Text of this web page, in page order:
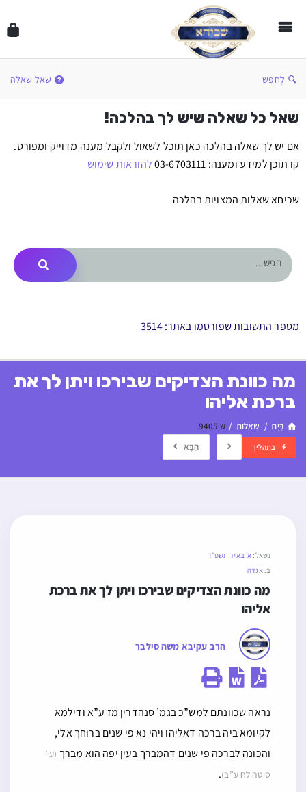
לְחַפֵּשׂ שאל שאלה
שאל כל שאלה שיש לך בהלכה!
אם יש לך שאלה בהלכה כאן תוכל לשאול ולקבל מענה מדוייק ומפורט.
קו תוכן למידע ומענה: 03-6703111
להוראות שימוש
שכיחא שאלות המצויות בהלכה
מספר התשובות שפורסמו באתר: 3514
מה כוונת הצדיקים שבירכו ויתן לך את
ברכת אליהו
בַּיִת / שאלות / ש 9405
הַבָּא
בתהליך
נשאל: א׳ באייר תשפ״ד
ב:אגדה
אליהו
הרב עקיבא משה סילבר
נראה שכוונתם למש”כ בגמ’ סנהדרין מז ע”א ודילמא
לקיומא ביה ברכה דאליהו ויהי נא פי שנים ברוחך אלי,
והכונה לברכה פי שנים דהמברך בעין יפה הוא מברך (עי’
סוטה לח ע”ב).